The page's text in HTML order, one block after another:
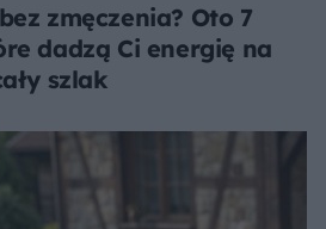
zmęczenia? Oto 7
dadzą Ci energię na
szlak